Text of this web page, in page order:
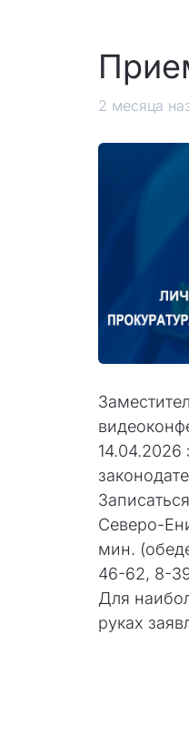
2 месяца
Северо-
мин.
46-62, 8-
Для
руках